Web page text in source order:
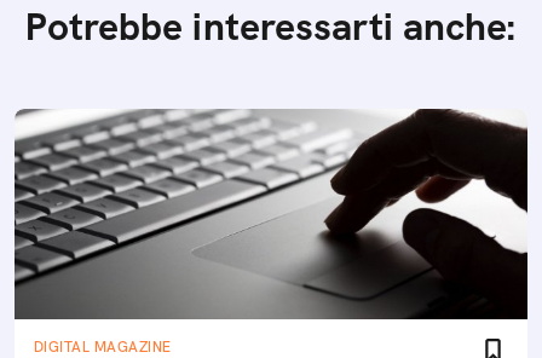
Potrebbe interessarti anche:
DIGITAL MAGAZINE